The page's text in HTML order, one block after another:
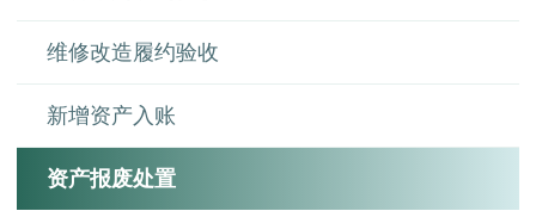
维修改造履约验收
新增资产入账
资产报废处置